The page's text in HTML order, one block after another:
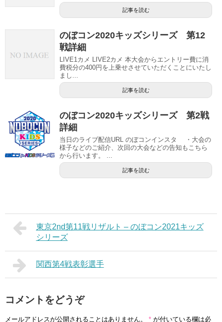
記事を読む
のぼコン2020キッズシリーズ 第12
戦詳細
LIVE1カメ LIVE2カメ 本大会からエントリー費に消
費税分の400円を上乗せさせていただくことにいたし
まし...
記事を読む
のぼコン2020キッズシリーズ 第2戦
詳細
当日のライブ配信URL のぼコンインスタ ・大会の
様子などのご紹介、次回の大会などの告知もこちら
から行います。 ...
記事を読む
東京2nd第11戦リザルト – のぼコン2021キッズ
シリーズ
関西第4戦表彰選手
コメントをどうぞ
メールアドレスが公開されることはありません。 * が付いている欄は必